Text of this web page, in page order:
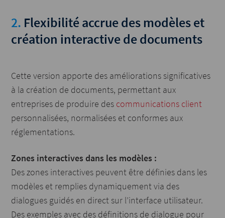
2. Flexibilité accrue des modèles et
création interactive de documents
Cette version apporte des améliorations significatives
à la création de documents, permettant aux
entreprises de produire des communications client
personnalisées, normalisées et conformes aux
réglementations.
Zones interactives dans les modèles :
Des zones interactives peuvent être définies dans les
modèles et remplies dynamiquement via des
dialogues guidés en direct sur l’interface utilisateur.
Des exemples avec des définitions de dialogue pour